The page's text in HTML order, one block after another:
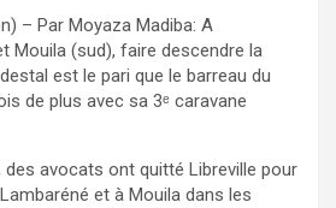
– Par Moyaza Madiba: A
Mouila (sud), faire descendre la
est le pari que le barreau du
de plus avec sa 3ᵉ caravane
des avocats ont quitté Libreville pour
et à Mouila dans les